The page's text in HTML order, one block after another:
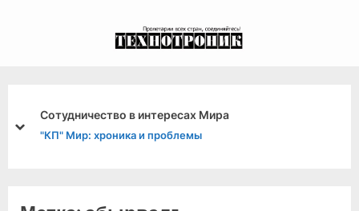
Сотудничество в интересах Мира
"КП" Мир: хроника и проблемы
prev
next